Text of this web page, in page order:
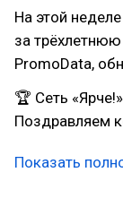
На этой
за
PromoData,
🏆 Сеть
Поздравляем
Показать